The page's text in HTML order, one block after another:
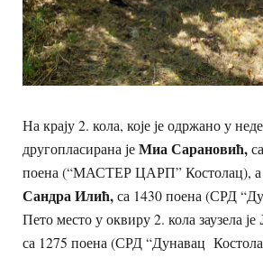
На крају 2. кола, које је одржано у
другопласирана јеМиа Сарановић,
поена (“МАСТЕР ЦАРП” Костолац), а
Сандра Илић,са 1430 поена (СРД
Пето место у оквиру 2. кола заузела је
са 1275 поена (СРД “Дунавац